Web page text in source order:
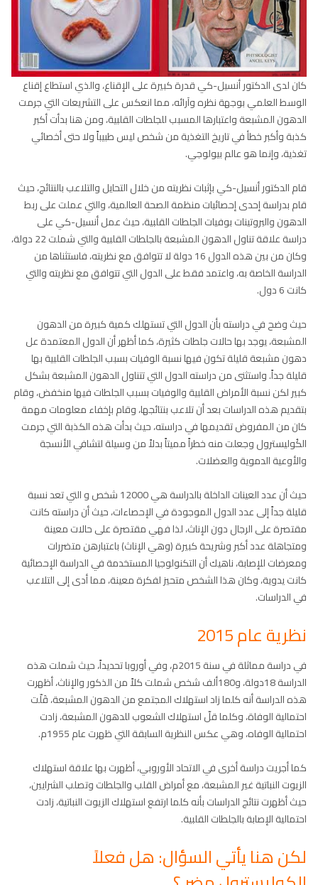
كان لدى الدكتور أنسيل-كي قدرة كبيرة على الإقناع، والذي استطاع إقناع
الوسط العلمي بوجهة نظره وآرائه، مما انعكس على التشريعات التي جرمت
الدهون المشبعة واعتبارها المسبب للجلطات القلبية، ومن هنا بدأت أكبر
كذبة وأكبر خطأ في تاريخ التغذية من شخص ليس طبيباً ولا حتى أخصائي
تغذية، وإنما هو عالم بيولوجي.
قام الدكتور أنسيل-كي بإثبات نظريته من خلال التحايل والتلاعب بالنتائج، حيث
قام بدراسة إحدى إحصائيات منظمة الصحة العالمية، والتي عملت على ربط
الدهون والبروتينات بوفيات الجلطات القلبية، حيث عمل أنسيل-كي على
دراسة علاقة تناول الدهون المشبعة بالجلطات القلبية والتي شملت 22 دولة،
وكان من بين هذه الدول 16 دولة لا تتوافق مع نظريته، فاستثناها من
الدراسة الخاصة به، واعتمد فقط على الدول التي تتوافق مع نظريته والتي
كانت 6 دول.
حيث وضح في دراسته بأن الدول التي تستهلك كمية كبيرة من الدهون
المشبعة، يوجد بها حالات جلطات كثيرة، كما أظهر أن الدول المعتمدة عل
دهون مشبعة قليلة تكون فيها نسبة الوفيات بسبب الجلطات القلبية بها
قليلة جداً. واستثنى من دراسته الدول التي تتناول الدهون المشبعة بشكل
كبير لكن نسبة الأمراض القلبية والوفيات بسبب الجلطات فيها منخفض، وقام
بتقديم هذه الدراسات بعد أن تلاعب بنتائجها، وقام بإخفاء معلومات مهمة
كان من المفروض تقديمها في دراسته، حيث بدأت هذه الكذبة التي جرمت
الكُوليسترول وجعلت منه خطراً مميتاً بدلاً من وسيلة لتشافي الأنسجة
والأوعية الدموية والعضلات.
حيث أن عدد العينات الداخلة بالدراسة هي 12000 شخص و التي تعد نسبة
قليلة جداً إلى عدد الدول الموجودة في الإحصاءات، حيث أن دراسته كانت
مقتصرة على الرجال دون الإناث، لذا فهي مقتصرة على حالات معينة
ومتجاهلة عدد أكبر وشريحة كبيرة (وهي الإناث) باعتبارهن متضررات
ومعرضات للإصابة، ناهيك أن التكنولوجيا المستخدمة في الدراسة الإحصائية
كانت يدوية، وكان هذا الشخص متحيز لفكرة معينة، مما أدى إلى التلاعب
في الدراسات.
نظرية عام 2015
في دراسة مماثلة في سنة 2015م، وفي أوروبا تحديداً، حيث شملت هذه
الدراسة 18دولة، و180ألف شخص شملت كلاً من الذكور والإناث، أظهرت
هذه الدراسة أنه كلما زاد استهلاك المجتمع من الدهون المشبعة، قَلّت
احتمالية الوفاة، وكلما قلّ استهلاك الشعوب للدهون المشبعة، زادت
احتمالية الوفاه، وهي عكس النظرية السابقة التي ظهرت عام 1955م.
كما أجريت دراسة أخرى في الاتحاد الأوروبي، أظهرت بها علاقة استهلاك
الزيوت النباتية غير المشبعة، مع أمراض القلب والجلطات وتصلب الشرايين،
حيث أظهرت نتائج الدراسات بأنه كلما ارتفع استهلاك الزيوت النباتية، زادت
احتمالية الإصابة بالجلطات القلبية.
لكن هنا يأتي السؤال: هل فعلاً